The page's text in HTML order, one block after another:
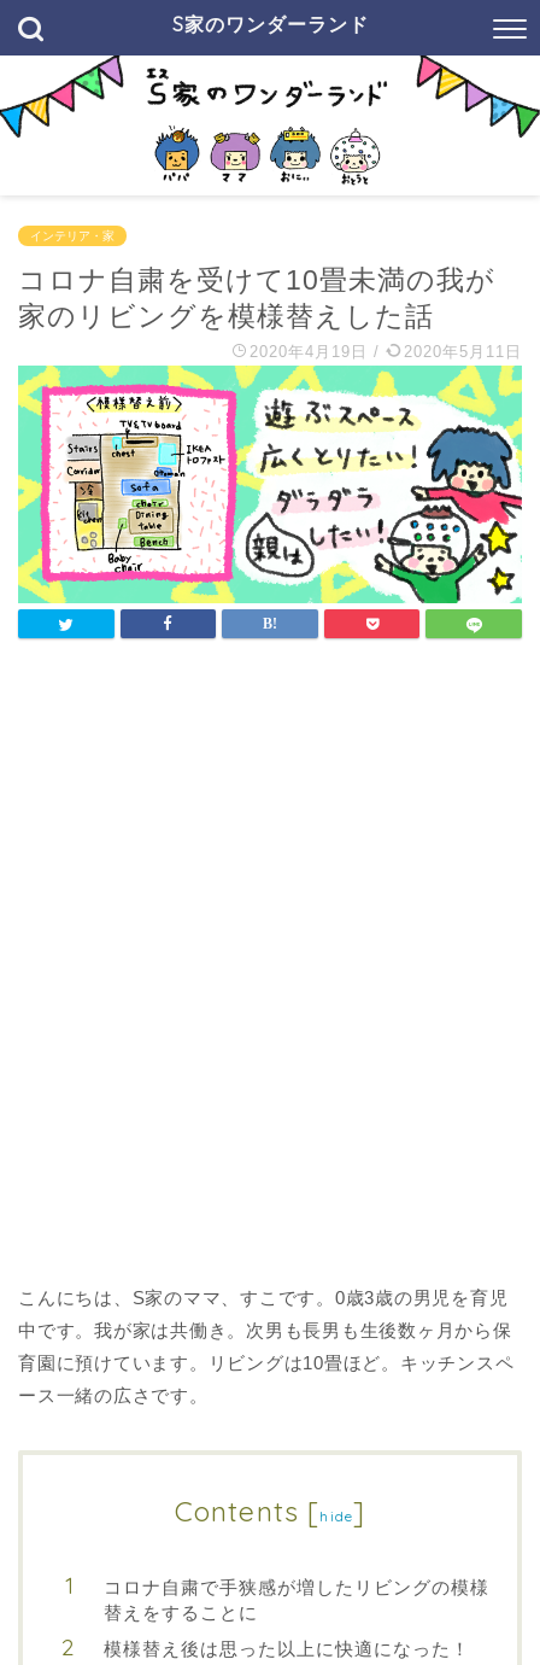
S家のワンダーランド
インテリア・家
コロナ自粛を受けて10畳未満の我が
家のリビングを模様替えした話
2020年4月19日 / 2020年5月11日
こんにちは、S家のママ、すこです。0歳3歳の男児を育児
中です。我が家は共働き。次男も長男も生後数ヶ月から保
育園に預けています。リビングは10畳ほど。キッチンスペ
ース一緒の広さです。
Contents [hide]
コロナ自粛で手狭感が増したリビングの模様
替えをすることに
模様替え後は思った以上に快適になった！